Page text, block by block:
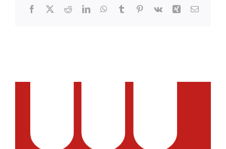
Facebook
X RedditLinkedInWhatsApp
TumblrPinterest
Vk Xing Email